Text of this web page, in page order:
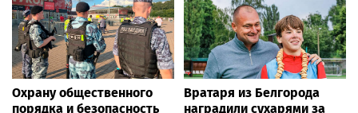
Охрану общественного
порядка и безопасность
Вратаря из Белгорода
наградили сухарями за